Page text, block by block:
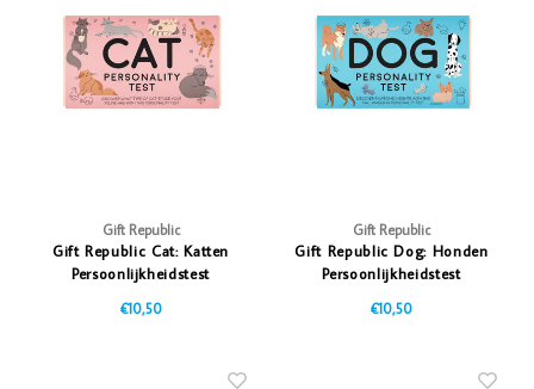
Gift Republic
Gift Republic Cat: Katten
Persoonlijkheidstest
€10,50
Gift Republic
Gift Republic Dog: Honden
Persoonlijkheidstest
€10,50